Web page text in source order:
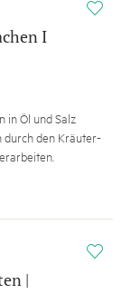
i
I
in Öl und Salz
durch den Kräuter-
i
|